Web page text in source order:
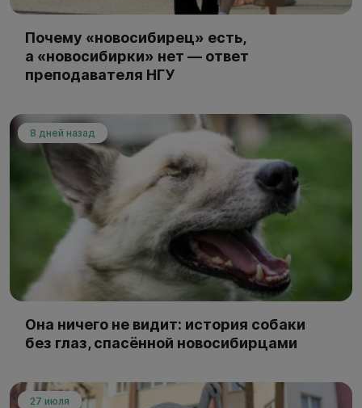
Почему «новосибирец» есть,
а «новосибирки» нет — ответ
преподавателя НГУ
8 дней назад
Она ничего не видит: история собаки
без глаз, спасённой новосибирцами
27 июля